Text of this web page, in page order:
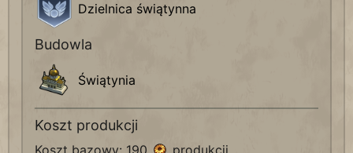
Dzielnica świątynna
Budowla
Świątynia
Koszt produkcji